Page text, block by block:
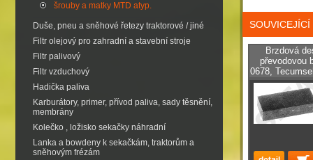
šrouby a matky MTD atyp.
Duše, pneu a sněhové řetezy traktorové / jiné
Filtr olejový pro zahradní a stavební stroje
Filtr palivový
Filtr vzduchový
Hadička paliva
Karburátory, primer, přívod paliva, sady těsnění,
membrány
Kolečko , ložisko sekačky náhradní
Lanka a bowdeny k sekačkám, traktorům a
sněhovým frézám
Brzdová
převodovou
0678,